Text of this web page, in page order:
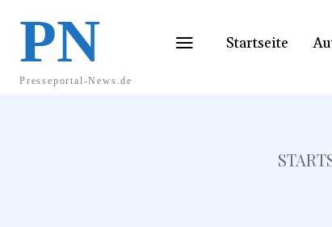
PN
Presseportal-News.de
Startseite